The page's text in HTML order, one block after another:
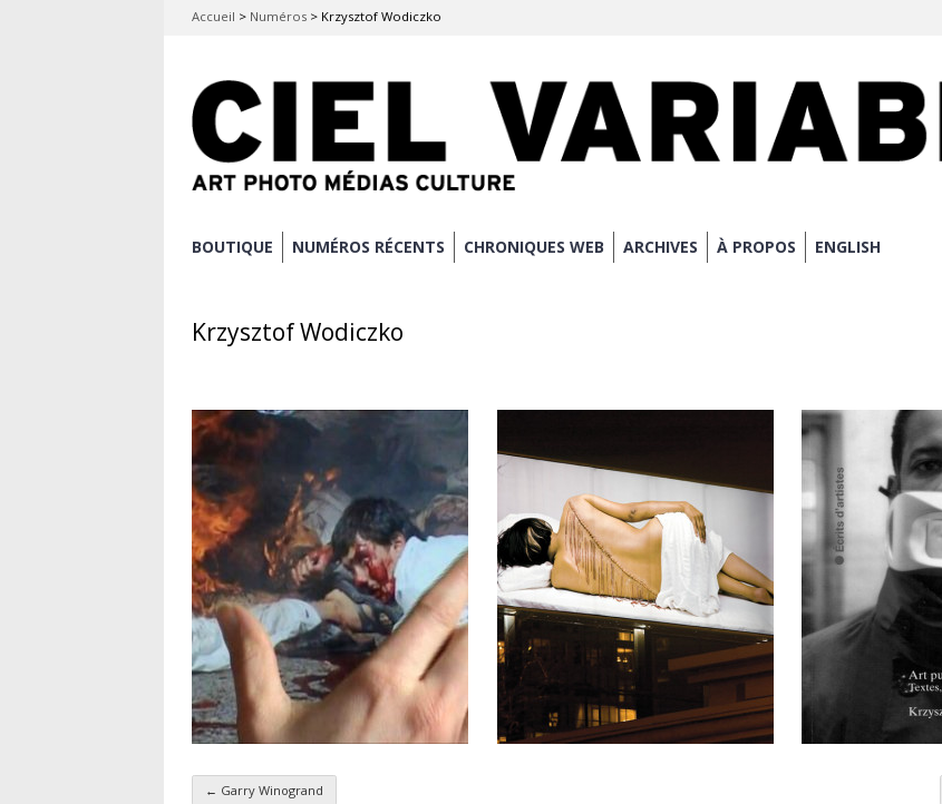
Accueil > Numéros > Krzysztof Wodiczko
Aller
principal
BOUTIQUE NUMÉROS RÉCENTS CHRONIQUES WEB ARCHIVES À PROPOS ENGLISH
Krzysztof Wodiczko
← Garry Winogrand